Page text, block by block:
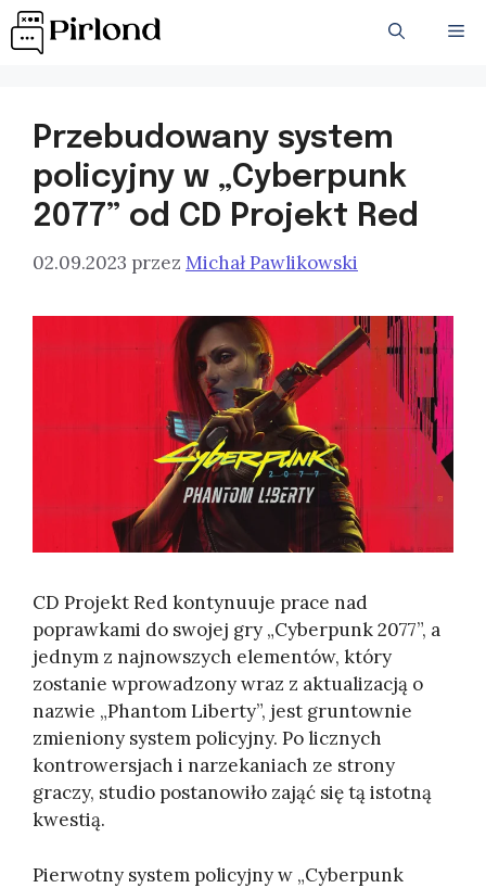
Przejdź
do
Przebudowany system
policyjny w „Cyberpunk
2077” od CD Projekt Red
02.09.2023 przez Michał Pawlikowski
CD Projekt Red kontynuuje prace nad
poprawkami do swojej gry „Cyberpunk 2077”, a
jednym z najnowszych elementów, który
zostanie wprowadzony wraz z aktualizacją o
nazwie „Phantom Liberty”, jest gruntownie
zmieniony system policyjny. Po licznych
kontrowersjach i narzekaniach ze strony
graczy, studio postanowiło zająć się tą istotną
kwestią.
Pierwotny system policyjny w „Cyberpunk